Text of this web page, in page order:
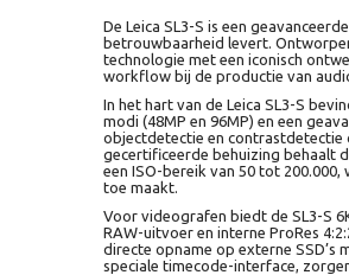
De Leica SL3-S is een
betrouwbaarheid levert.
technologie met een iconisch
workflow bij de productie van
In het hart van de Leica SL3-S
modi (48MP en 96MP) en een
objectdetectie en contrastdetectie
gecertificeerde behuizing behaalt
een ISO-bereik van 50 tot
toe maakt.
Voor videografen biedt de SL3-S
RAW-uitvoer en interne ProRes
directe opname op externe SSD’s
speciale timecode-interface,